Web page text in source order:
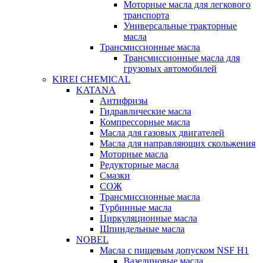
Моторные масла для легкового
транспорта
Универсальные тракторные
масла
Трансмиссионные масла
Трансмиссионные масла для
грузовых автомобилей
KIREI CHEMICAL
KATANA
Антифризы
Гидравлические масла
Компрессорные масла
Масла для газовых двигателей
Масла для направляющих скольжения
Моторные масла
Редукторные масла
Смазки
СОЖ
Трансмиссионные масла
Турбинные масла
Циркуляционные масла
Шпиндельные масла
NOBEL
Масла с пищевым допуском NSF H1
Вазелиновые масла